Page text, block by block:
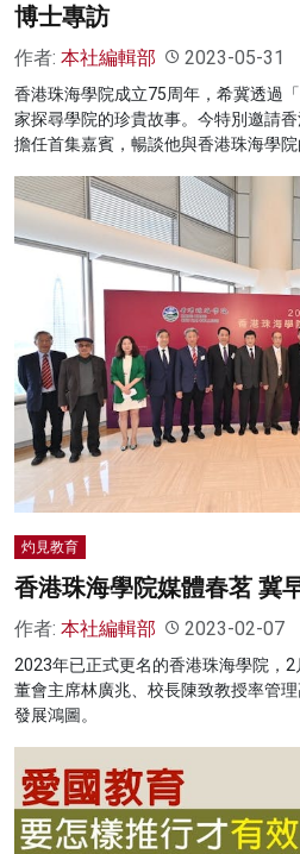
博士專訪
作者: 本社編輯部 2023-05-31
香港珠海學院成立75周年，希冀透過
家探尋學院的珍貴故事。今特別邀請
擔任首集嘉賓，暢談他與香港珠海學院
灼見教育
香港珠海學院媒體春茗 冀
作者: 本社編輯部 2023-02-07
2023年已正式更名的香港珠海學院，
董會主席林廣兆、校長陳致教授率管
發展鴻圖。